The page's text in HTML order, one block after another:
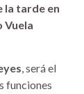
la tarde en
Vuela
, será el
funciones